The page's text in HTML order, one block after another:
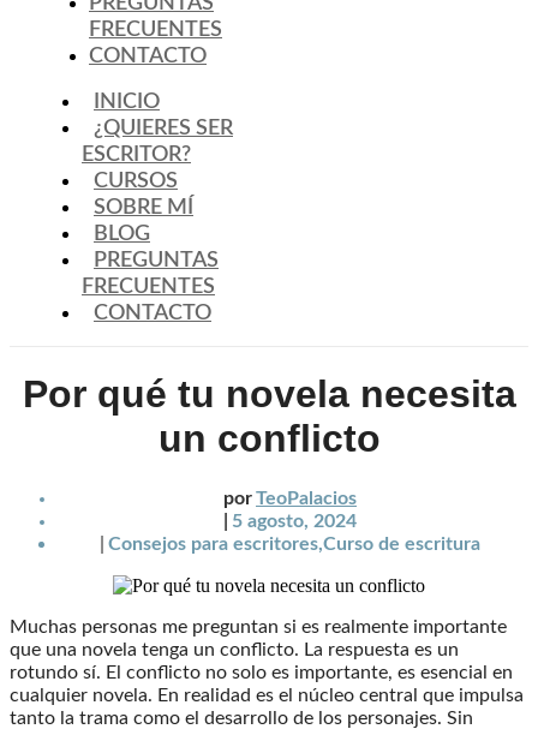
FRECUENTES
CONTACTO
INICIO
¿QUIERES SER
ESCRITOR?
CURSOS
SOBRE MÍ
BLOG
PREGUNTAS
FRECUENTES
CONTACTO
Por qué tu novela necesita
un conflicto
porTeoPalacios
5 agosto, 2024
Consejos para escritores,Curso de escritura
Muchas personas me preguntan si es realmente importante
que una novela tenga un conflicto. La respuesta es un
rotundo sí. El conflicto no solo es importante, es esencial en
cualquier novela. En realidad es el núcleo central que impulsa
tanto la trama como el desarrollo de los personajes. Sin